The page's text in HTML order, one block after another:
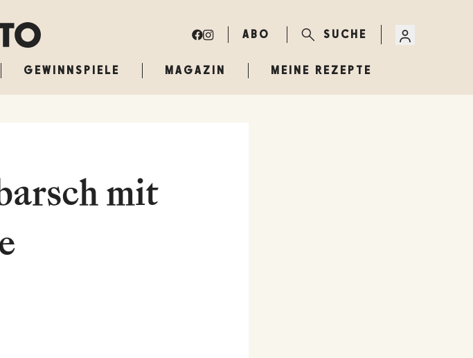
ABO SUCHE
GEWINNSPIELE MAGAZIN MEINE REZEPTE
mit